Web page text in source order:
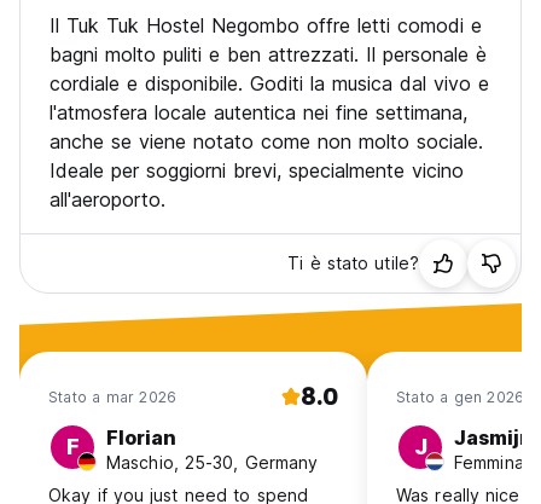
Il Tuk Tuk Hostel Negombo offre letti comodi e
bagni molto puliti e ben attrezzati. Il personale è
cordiale e disponibile. Goditi la musica dal vivo e
l'atmosfera locale autentica nei fine settimana,
anche se viene notato come non molto sociale.
Ideale per soggiorni brevi, specialmente vicino
all'aeroporto.
Ti è stato utile?
Stato a mar 2026 8.0
F Florian
Maschio, 25-30, Germany
Okay if you just need to spend
Stato a gen 2026
J Jasmijn
Was really nice